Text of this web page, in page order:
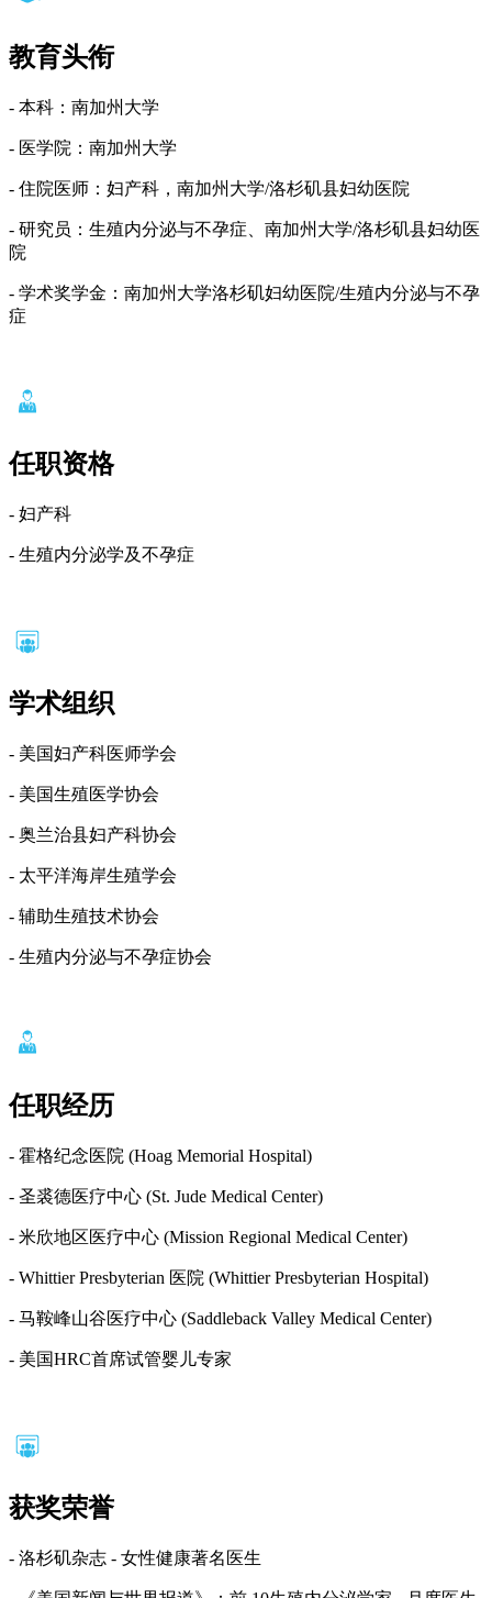
教育头衔
- 本科：南加州大学
- 医学院：南加州大学
- 住院医师：妇产科，南加州大学/洛杉矶县妇幼医院
- 研究员：生殖内分泌与不孕症、南加州大学/洛杉矶县妇幼医
院
- 学术奖学金：南加州大学洛杉矶妇幼医院/生殖内分泌与不孕
症
任职资格
- 妇产科
- 生殖内分泌学及不孕症
学术组织
- 美国妇产科医师学会
- 美国生殖医学协会
- 奥兰治县妇产科协会
- 太平洋海岸生殖学会
- 辅助生殖技术协会
- 生殖内分泌与不孕症协会
任职经历
- 霍格纪念医院 (Hoag Memorial Hospital)
- 圣裘德医疗中心 (St. Jude Medical Center)
- 米欣地区医疗中心 (Mission Regional Medical Center)
- Whittier Presbyterian 医院 (Whittier Presbyterian Hospital)
- 马鞍峰山谷医疗中心 (Saddleback Valley Medical Center)
- 美国HRC首席试管婴儿专家
获奖荣誉
- 洛杉矶杂志 - 女性健康著名医生